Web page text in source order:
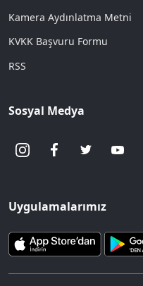
Kamera Aydınlatma Metni
KVKK Başvuru Formu
RSS
Sosyal Medya
Uygulamalarımız